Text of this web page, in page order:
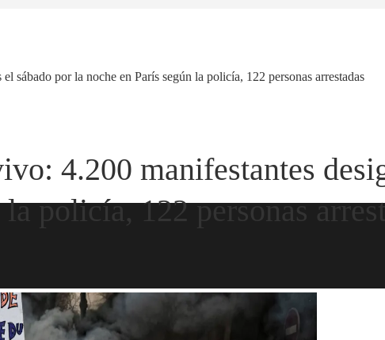
sábado por la noche en París según la policía, 122 personas arrestadas
4.200 manifestantes
policía, 122 personas